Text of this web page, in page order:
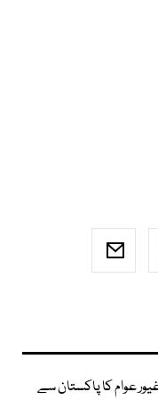
عوام کا پاکستان سے